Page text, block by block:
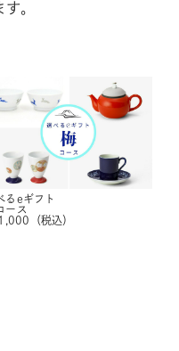
。
るeギフト
ース
（税込）